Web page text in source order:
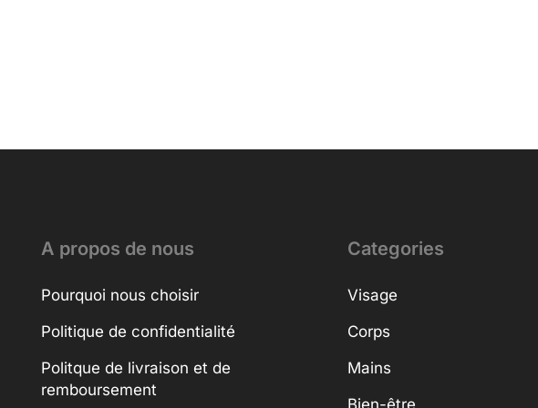
A propos de nous
Pourquoi nous choisir
Politique de confidentialité
Politque de livraison et de
remboursement
Categories
Visage
Corps
Mains